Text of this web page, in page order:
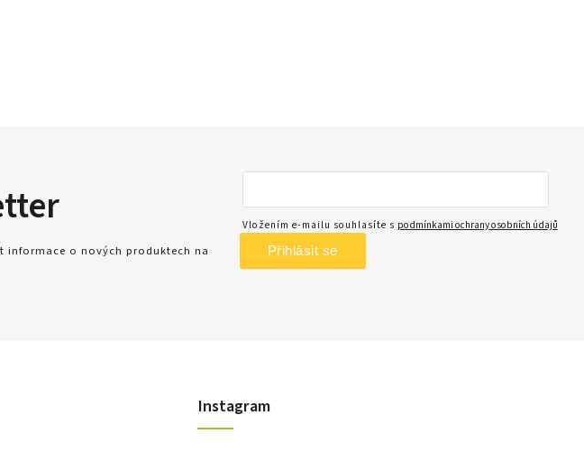
Instagram
informace o nových produktech na
Vložením e-mailu souhlasíte s podmínkami ochrany osobních údajů
Přihlásit se